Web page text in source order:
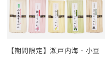
【期間限定】瀬戸内海・小豆